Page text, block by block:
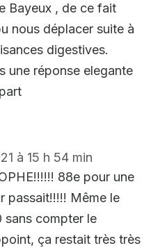
Bayeux , de ce fait
nous déplacer suite à
digestives.
une réponse elegante
à 15 h 54 min
88e pour une
passait!!!!! Même le
sans compter le
ça restait très très